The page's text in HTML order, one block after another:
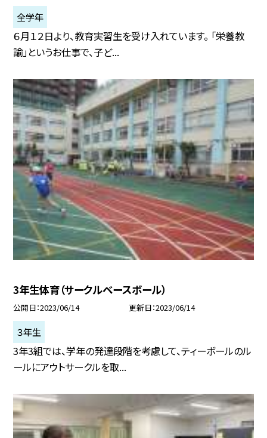
全学年
６月１２日より、教育実習生を受け入れています。 「栄養教
諭」というお仕事で、子ど...
3年生体育（サークルベースボール）
公開日 2023/06/14 更新日 2023/06/14
３年生
3年3組では、学年の発達段階を考慮して、ティーボールのル
ールにアウトサークルを取...